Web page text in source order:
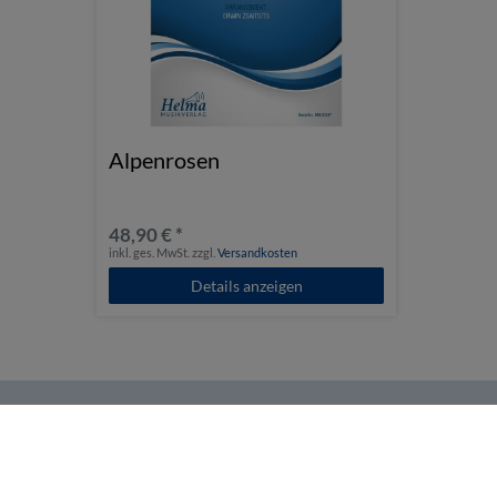
Alpenrosen
48,90 € *
inkl. ges. MwSt. zzgl.Versandkosten
Details anzeigen